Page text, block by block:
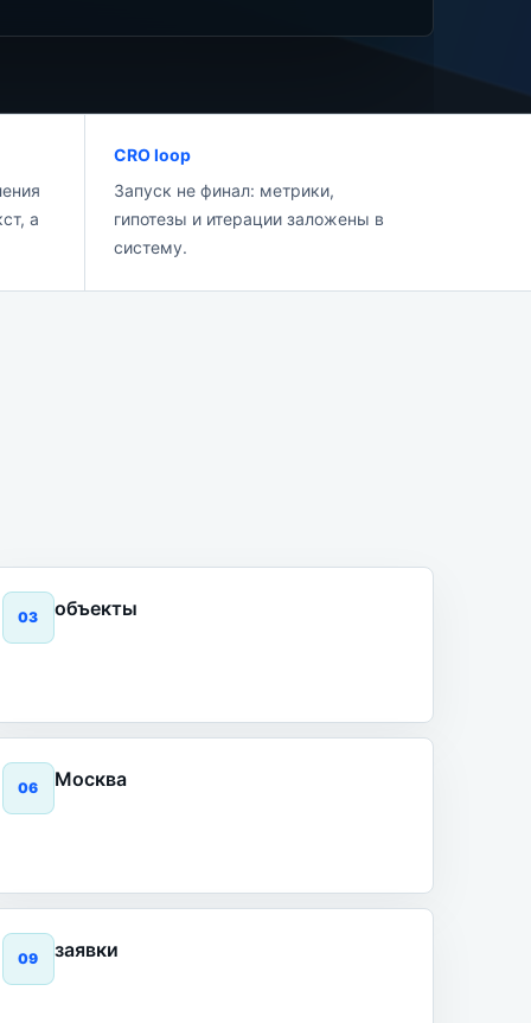
а
CRO loop
Запуск не финал: метрики,
гипотезы и итерации заложены в
систему.
03 объекты
06 Москва
09 заявки